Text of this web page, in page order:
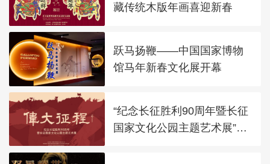
藏传统木版年画喜迎新春
跃马扬鞭——中国国家博物
馆马年新春文化展开幕
“纪念长征胜利90周年暨长征
国家文化公园主题艺术展”在